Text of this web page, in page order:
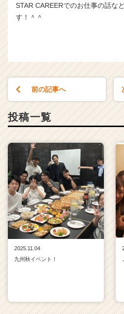
STAR CAREERでのお仕事の話な
す！＾＾
前の記事へ
投稿一覧
2025.11.04
九州秋イベント！